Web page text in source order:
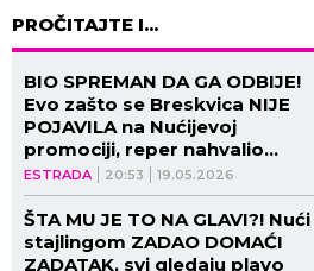
PROČITAJTE I...
ESTRADA 20:53 19.05.2026
BIO SPREMAN DA GA ODBIJE!
Evo zašto se Breskvica NIJE
POJAVILA na Nućijevoj
promociji, reper nahvalio
Eminu Jahović! (VIDEO,
GALERIJA)
ŠTA MU JE TO NA GLAVI?! Nući
stajlingom ZADAO DOMAĆI
ZADATAK, svi gledaju plavo